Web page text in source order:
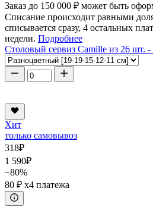
Заказ до 150 000 ₽ может быть
Списание происходит равными
списывается сразу, 4 остальных
недели. Подробнее
Столовый сервиз Camille из 26 шт.
Хит
только самовывоз
318₽
1 590₽
−80%
80 ₽ x4 платежа